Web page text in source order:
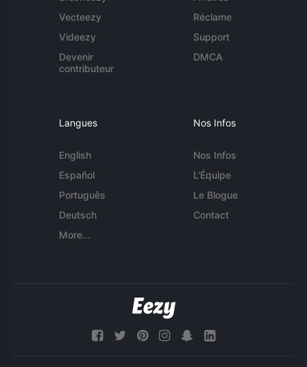
Vecteezy
Videezy
Devenir
contributeur
Réclame
Support
DMCA
Langues
English
Español
Português
Deutsch
More...
Nos Infos
Nos Infos
L'Équipe
Le Blogue
Contact